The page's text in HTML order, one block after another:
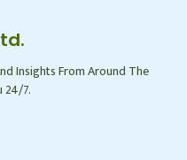
Insights From Around The
24/7.